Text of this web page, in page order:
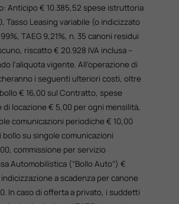
Anticipo € 10.385,52 spese istruttoria
Tasso Leasing variabile (o indicizzato
TAEG 9,21%, n. 35 canoni residui
riscatto € 20.928 IVA inclusa –
l’aliquota vigente. All’operazione di
i seguenti ulteriori costi, oltre
€ 16,00 sul Contratto, spese
di locazione € 5,00 per ogni mensilità,
comunicazioni periodiche € 10,00
su singole comunicazioni
commissione per servizio
Automobilistica (“Bollo Auto”) €
a scadenza per canone
In caso di offerta a privato, i suddetti